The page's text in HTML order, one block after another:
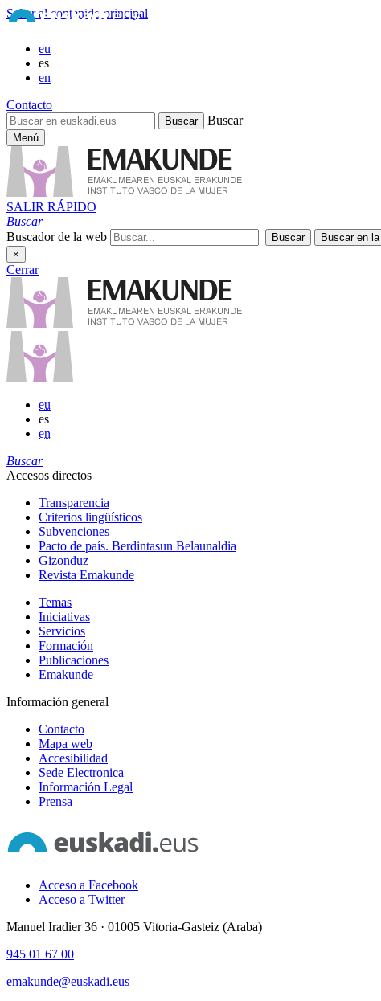
Saltar al contenido principal
eu
es
en
Contacto
Buscar
Menú
SALIR RÁPIDO
Buscar
Buscador de la web
×
Cerrar
eu
es
en
Buscar
Accesos directos
Transparencia
Criterios lingüísticos
Subvenciones
Pacto de país. Berdintasun Belaunaldia
Gizonduz
Revista Emakunde
Temas
Iniciativas
Servicios
Formación
Publicaciones
Emakunde
Información general
Contacto
Mapa web
Accesibilidad
Sede Electronica
Información Legal
Prensa
Acceso a Facebook
Acceso a Twitter
Manuel Iradier 36 · 01005 Vitoria-Gasteiz (Araba)
945 01 67 00
emakunde@euskadi.eus